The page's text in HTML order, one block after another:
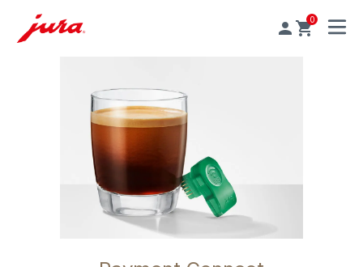
0
MENU